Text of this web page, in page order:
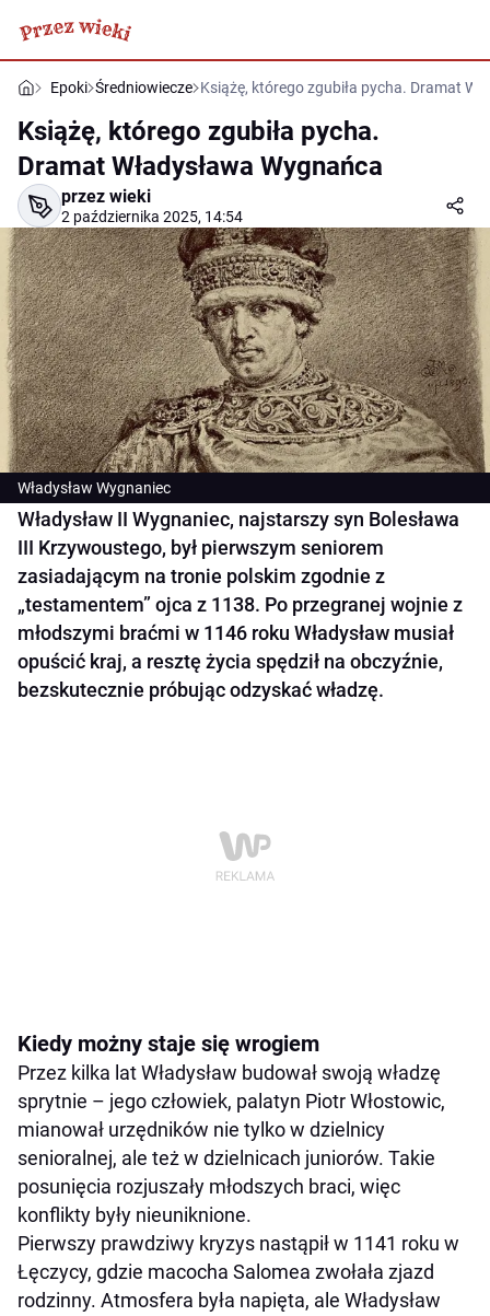
Epoki Średniowiecze Książę, którego zgubiła pycha. Dramat
Książę, którego zgubiła pycha.
Dramat Władysława Wygnańca
przez wieki
2 października 2025, 14:54
Władysław Wygnaniec
Władysław II Wygnaniec, najstarszy syn Bolesława
III Krzywoustego, był pierwszym seniorem
zasiadającym na tronie polskim zgodnie z
„testamentem” ojca z 1138. Po przegranej wojnie z
młodszymi braćmi w 1146 roku Władysław musiał
opuścić kraj, a resztę życia spędził na obczyźnie,
bezskutecznie próbując odzyskać władzę.
Kiedy możny staje się wrogiem
Przez kilka lat Władysław budował swoją władzę
sprytnie – jego człowiek, palatyn Piotr Włostowic,
mianował urzędników nie tylko w dzielnicy
senioralnej, ale też w dzielnicach juniorów. Takie
posunięcia rozjuszały młodszych braci, więc
konflikty były nieuniknione.
Pierwszy prawdziwy kryzys nastąpił w 1141 roku w
Łęczycy, gdzie macocha Salomea zwołała zjazd
rodzinny. Atmosfera była napięta, ale Władysław